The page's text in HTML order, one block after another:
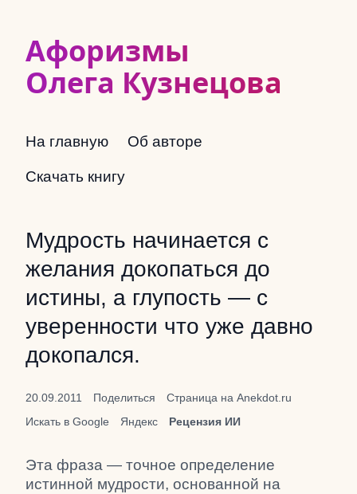
Афоризмы
Олега Кузнецова
На главную Об авторе
Скачать книгу
Мудрость начинается с
желания докопаться до
истины, а глупость — с
уверенности что уже давно
докопался.
20.09.2011 Поделиться
Страница на Anekdot.ru
Искать в Google
Яндекс Рецензия ИИ
Эта фраза — точное определение
истинной мудрости, основанной на